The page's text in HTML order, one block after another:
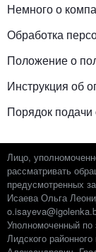
Немного о
Обработка
Положение о
Инструкция об
Порядок
Лицо,
рассматривать
предусмотренных
Исаева Ольга
Уполномоченный по
Лидского